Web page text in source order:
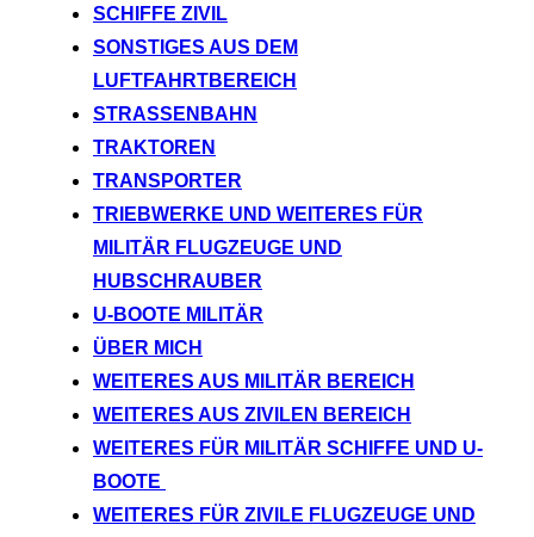
SCHIFFE ZIVIL
SONSTIGES AUS DEM
LUFTFAHRTBEREICH
STRASSENBAHN
TRAKTOREN
TRANSPORTER
TRIEBWERKE UND WEITERES FÜR
MILITÄR FLUGZEUGE UND
HUBSCHRAUBER
U-BOOTE MILITÄR
ÜBER MICH
WEITERES AUS MILITÄR BEREICH
WEITERES AUS ZIVILEN BEREICH
WEITERES FÜR MILITÄR SCHIFFE UND U-
BOOTE
WEITERES FÜR ZIVILE FLUGZEUGE UND